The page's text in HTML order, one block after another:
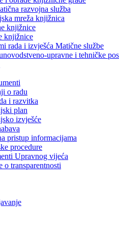
razvojna služba
mreža knjižnica
knjižnice
knjižnice
rada i izvješća Matične službe
upravne i tehničke
o radu
i razvitka
plan
izvješće
pristup informacijama
procedure
Upravnog vijeća
o transparentnosti